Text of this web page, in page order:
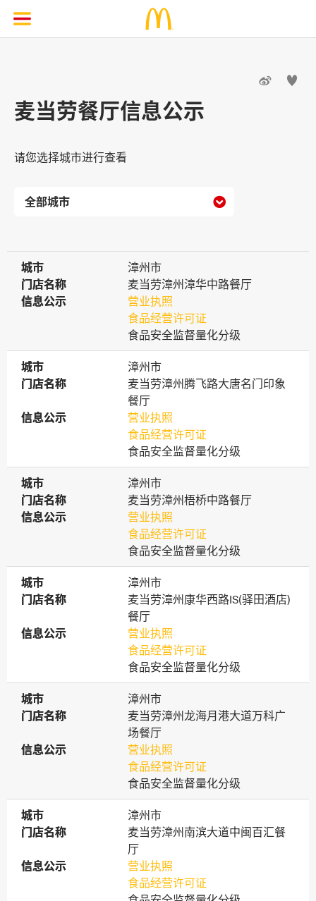
 
麦当劳餐厅信息公示
请您选择城市进行查看

城市
城市
漳州市
门店名称
门店名称
麦当劳漳州漳华中路餐厅
信息公示
信息公示
营业执照
食品经营许可证
食品安全监督量化分级
城市
城市
漳州市
门店名称
门店名称
麦当劳漳州腾飞路大唐名门印象
餐厅
信息公示
信息公示
营业执照
食品经营许可证
食品安全监督量化分级
城市
城市
漳州市
门店名称
门店名称
麦当劳漳州梧桥中路餐厅
信息公示
信息公示
营业执照
食品经营许可证
食品安全监督量化分级
城市
城市
漳州市
门店名称
门店名称
麦当劳漳州康华西路IS(驿田酒店)
餐厅
信息公示
信息公示
营业执照
食品经营许可证
食品安全监督量化分级
城市
城市
漳州市
门店名称
门店名称
麦当劳漳州龙海月港大道万科广
场餐厅
信息公示
信息公示
营业执照
食品经营许可证
食品安全监督量化分级
城市
城市
漳州市
门店名称
门店名称
麦当劳漳州南滨大道中闽百汇餐
厅
信息公示
信息公示
营业执照
食品经营许可证